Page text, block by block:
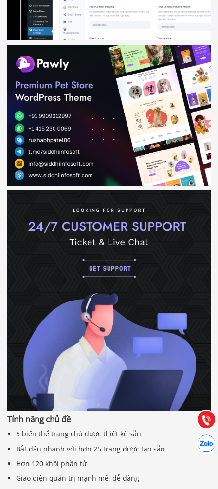
Tính năng chủ đề
5 biến thể trang chủ được thiết kế sẵn
Bắt đầu nhanh với hơn 25 trang được tạo sẵn
Hơn 120 khối phần tử
Giao diện quản trị mạnh mẽ, dễ dàng
Gọi
Báo giá & Đặt hàng:
0903.976.769
Hướng dẫn & Hỗ trợ:
(028) 22.166.144
Chát
Tư vấn
Hợp tác